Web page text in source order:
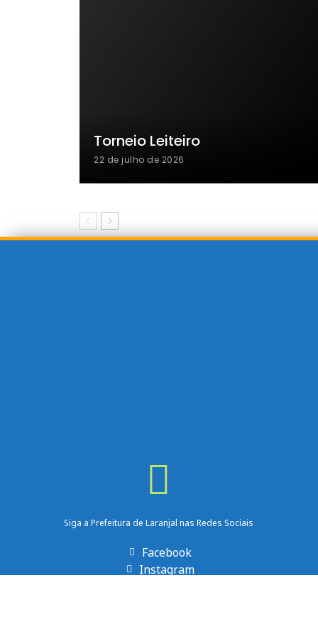
Torneio Leiteiro
22 de julho de 2026
Siga a Prefeitura de Laranjal nas Redes Sociais
Facebook
Instagram